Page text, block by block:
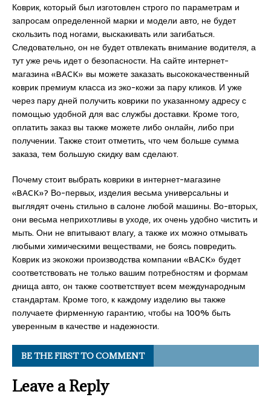
Коврик, который был изготовлен строго по параметрам и
запросам определенной марки и модели авто, не будет
скользить под ногами, выскакивать или загибаться.
Следовательно, он не будет отвлекать внимание водителя, а
тут уже речь идет о безопасности. На сайте интернет-
магазина «BACK» вы можете заказать высококачественный
коврик премиум класса из эко-кожи за пару кликов. И уже
через пару дней получить коврики по указанному адресу с
помощью удобной для вас службы доставки. Кроме того,
оплатить заказ вы также можете либо онлайн, либо при
получении. Также стоит отметить, что чем больше сумма
заказа, тем большую скидку вам сделают.
Почему стоит выбрать коврики в интернет-магазине
«BACK»? Во-первых, изделия весьма универсальны и
выглядят очень стильно в салоне любой машины. Во-вторых,
они весьма неприхотливы в уходе, их очень удобно чистить и
мыть. Они не впитывают влагу, а также их можно отмывать
любыми химическими веществами, не боясь повредить.
Коврик из экокожи производства компании «BACK» будет
соответствовать не только вашим потребностям и формам
днища авто, он также соответствует всем международным
стандартам. Кроме того, к каждому изделию вы также
получаете фирменную гарантию, чтобы на 100% быть
уверенным в качестве и надежности.
BE THE FIRST TO COMMENT
Leave a Reply